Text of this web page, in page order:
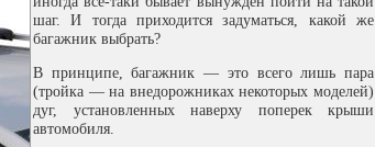
шаг. И тогда приходится задуматься, какой же
багажник выбрать?
В принципе, багажник — это всего лишь пара
(тройка — на внедорожниках некоторых моделей)
дуг, установленных наверху поперек крыши
автомобиля.